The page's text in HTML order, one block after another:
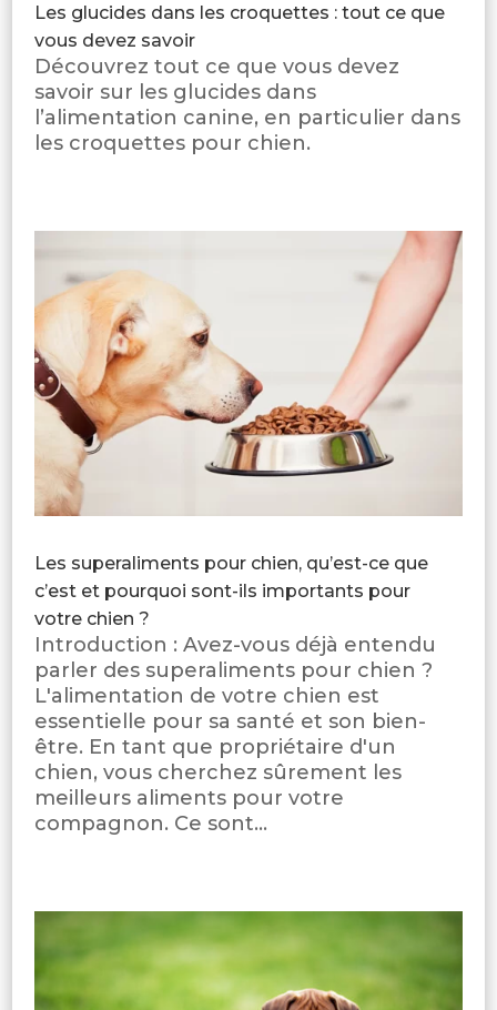
Les glucides dans les croquettes : tout ce que
vous devez savoir
Découvrez tout ce que vous devez
savoir sur les glucides dans
l’alimentation canine, en particulier dans
les croquettes pour chien.
Les superaliments pour chien, qu’est-ce que
c’est et pourquoi sont-ils importants pour
votre chien ?
Introduction : Avez-vous déjà entendu
parler des superaliments pour chien ?
L'alimentation de votre chien est
essentielle pour sa santé et son bien-
être. En tant que propriétaire d'un
chien, vous cherchez sûrement les
meilleurs aliments pour votre
compagnon. Ce sont...